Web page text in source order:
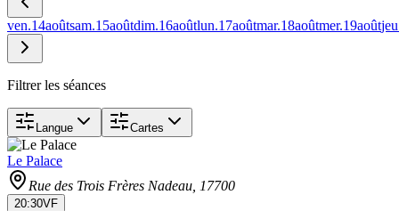
ven.14aoûtsam.15aoûtdim.16aoûtlun.17aoûtmar.18aoûtmer.19août
Filtrer les séances
Langue Cartes
Le Palace
Rue des Trois Frères Nadeau , 17700
20:30VF